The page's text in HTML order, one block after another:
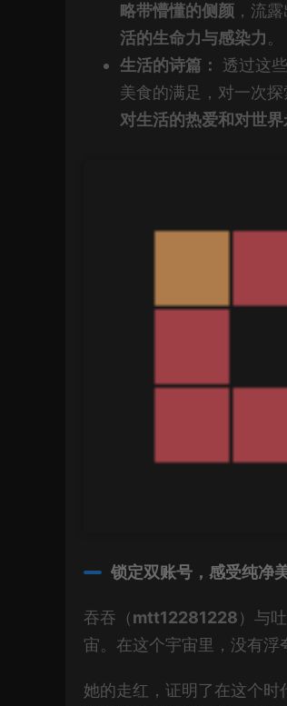
略带懵懂的侧颜 ，流
活的生命力与感染力。
生活的诗篇：
透过这
美食的满足，对一次
对生活的热爱和对世
锁定双账号，感受纯净
吞吞（mtt12281228）与
宙。在这个宇宙里，没有浮
她的走红，证明了在这个时